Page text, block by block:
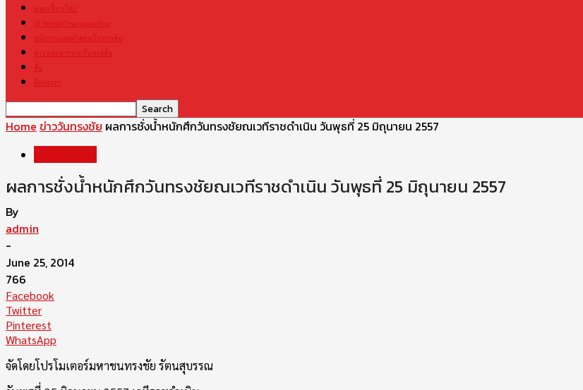
แชมเปี้ยนโลก
S1 World Championship
ปณิธานและคำสอนวันทรงชัย
ข่าวและสารจากวันทรงชัย
สื่อ
ติดต่อเรา
Home ข่าววันทรงชัย ผลการชั่งน้ำหนักศึกวันทรงชัยณเวทีราชดำเนิน วันพุธที่ 25 มิถุนายน 2557
ผลการชั่งน้ำหนักศึกวันทรงชัยณเวทีราชดำเนิน วันพุธที่ 25 มิถุนายน 2557
By
admin
-
June 25, 2014
766
Facebook
Twitter
Pinterest
WhatsApp
จัดโดยโปรโมเตอร์มหาชนทรงชัย รัตนสุบรรณ